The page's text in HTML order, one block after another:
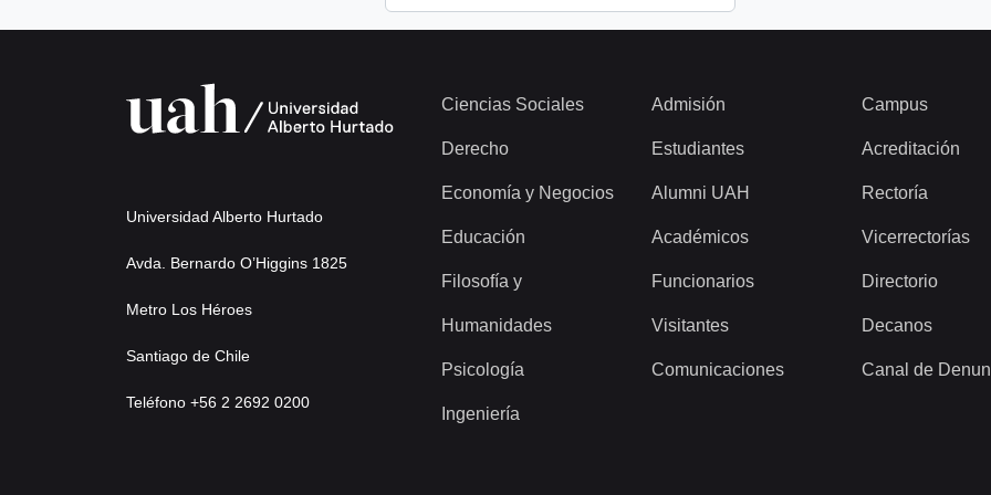
Universidad Alberto Hurtado
Avda. Bernardo O’Higgins 1825
Metro Los Héroes
Santiago de Chile
Teléfono +56 2 2692 0200
Ciencias Sociales
Derecho
Economía y Negocios
Educación
Filosofía y
Humanidades
Psicología
Ingeniería
Admisión
Estudiantes
Alumni UAH
Académicos
Funcionarios
Visitantes
Comunicaciones
Campus
Acreditación
Rectoría
Vicerrectorías
Directorio
Decanos
Canal de